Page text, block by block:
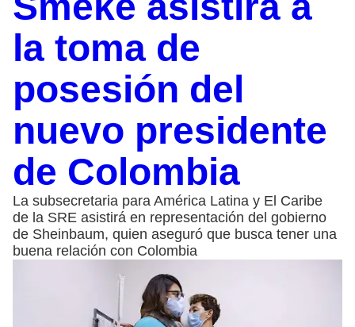
la toma de
posesión del
nuevo presidente
de Colombia
La subsecretaria para América Latina y El Caribe
de la SRE asistirá en representación del gobierno
de Sheinbaum, quien aseguró que busca tener una
buena relación con Colombia